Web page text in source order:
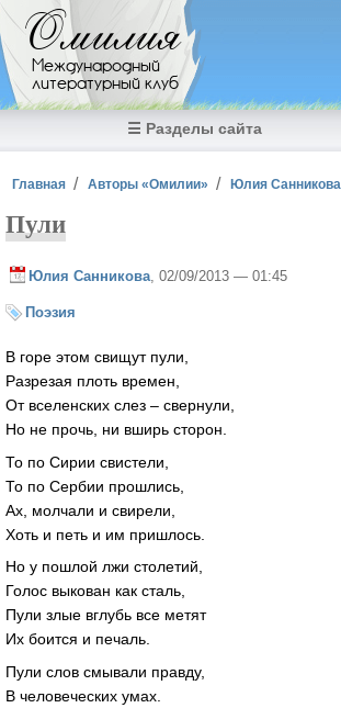
Перейти к основному содержанию
Омилия
Международный
литературный клуб
☰ Разделы сайта
Вы здесь
Главная Авторы «Омилии» Юлия Санникова
Пули
Юлия Санникова , 02/09/2013 — 01:45
Поэзия
В горе этом свищут пули,
Разрезая плоть времен,
От вселенских слез – свернули,
Но не прочь, ни вширь сторон.
То по Сирии свистели,
То по Сербии прошлись,
Ах, молчали и свирели,
Хоть и петь и им пришлось.
Но у пошлой лжи столетий,
Голос выкован как сталь,
Пули злые вглубь все метят
Их боится и печаль.
Пули слов смывали правду,
В человеческих умах.